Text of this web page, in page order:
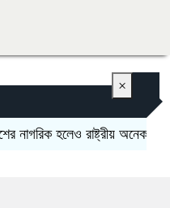
নাগরিক হলেও রাষ্ট্রীয় অনেক
×